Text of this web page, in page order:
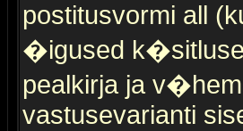
postitusvormi all
�igused k�sitluse
pealkirja ja
vastusevarianti